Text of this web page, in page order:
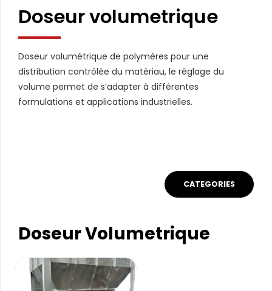
Doseur volumetrique
Doseur volumétrique de polymères pour une
distribution contrôlée du matériau, le réglage du
volume permet de s’adapter à différentes
formulations et applications industrielles.
CATEGORIES
Doseur Volumetrique